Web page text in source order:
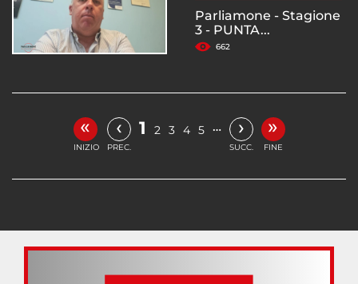
Parliamone - Stagione
3 - PUNTA...
662
«
INIZIO
‹
PREC.
1 2 3 4 5 … ›
SUCC.
»
FINE